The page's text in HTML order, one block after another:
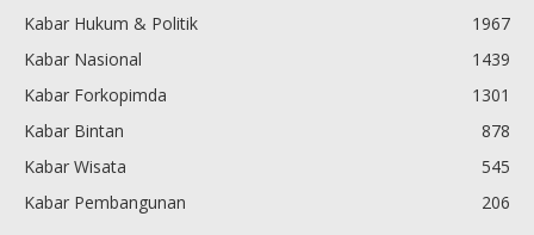
Kabar Hukum & Politik
1967
Kabar Nasional
1439
Kabar Forkopimda
1301
Kabar Bintan
878
Kabar Wisata
545
Kabar Pembangunan
206